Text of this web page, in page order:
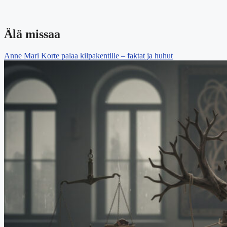
Älä missaa
Anne Mari Korte palaa kilpakentille – faktat ja huhut